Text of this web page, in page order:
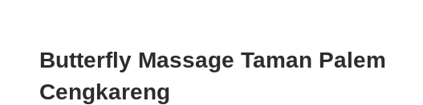
Butterfly Massage Taman Palem
Cengkareng